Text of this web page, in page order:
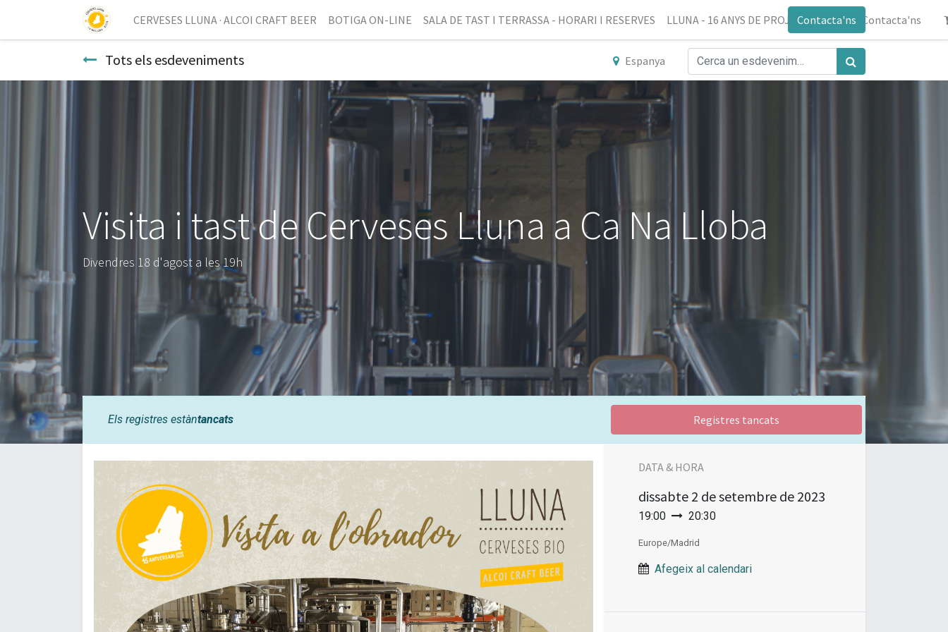
CERVESES LLUNA · ALCOI CRAFT BEER BOTIGA ON-LINE SALA DE TAST I TERRASSA - HORARI I RESERVES LLUNA - 16 ANYS DE PROJECTE Blog Contacta'ns
Contacta'ns
Tots els esdeveniments Espanya
Visita i tast de Cerveses Lluna a Ca Na Lloba
Divendres 18 d'agost a les 19h
Els registres estàntancats Registres tancats
DATA & HORA
dissabte 2 de setembre de 2023
19:00 20:30
Europe/Madrid
Afegeix al calendari